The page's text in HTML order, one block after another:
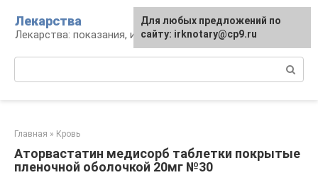
контенту
Лекарства
Лекарства: показания, инструкция, аналоги
Главная » Кровь
Аторвастатин медисорб таблетки покрытые
пленочной оболочкой 20мг №30
Для любых предложений по
сайту: irknotary@cp9.ru